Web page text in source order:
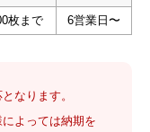
枚まで 6営業日〜
なります。
よっては納期を